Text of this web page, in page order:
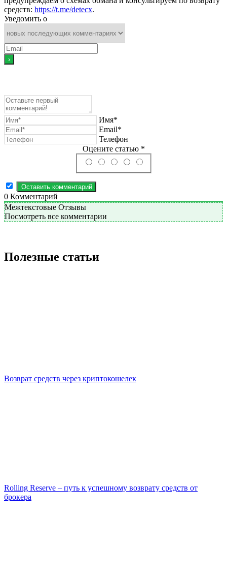
средств: https://t.me/detecx.
Уведомить о
Имя*
Email*
Телефон
Оцените статью *
0 Комментарий
Межтекстовые Отзывы
Посмотреть все комментарии
Полезные статьи
Возврат средств через криптокошелек
Rolling Reserve – путь к успешному возврату средств от
брокера